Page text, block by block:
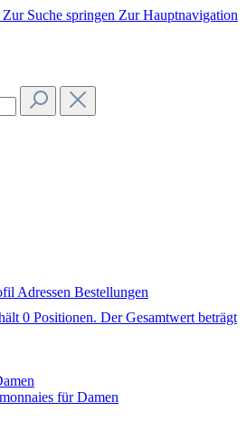
Zur Suche springen Zur Hauptnavigation
Adressen Bestellungen
0 Positionen. Der Gesamtwert beträgt
für Damen